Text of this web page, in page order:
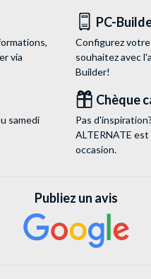
via
PC-
Configurez
souhaitez avec
Builder!
samedi
Chèque
Pas
ALTERNATE
occasion.
Publiez un avis